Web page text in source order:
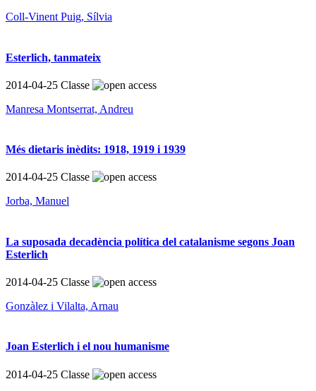
Coll-Vinent Puig, Sílvia
Esterlich, tanmateix
2014-04-25 Classe
Manresa Montserrat, Andreu
Més dietaris inèdits: 1918, 1919 i 1939
2014-04-25 Classe
Jorba, Manuel
La suposada decadència política del catalanisme segons Joan
Esterlich
2014-04-25 Classe
Gonzàlez i Vilalta, Arnau
Joan Esterlich i el nou humanisme
2014-04-25 Classe